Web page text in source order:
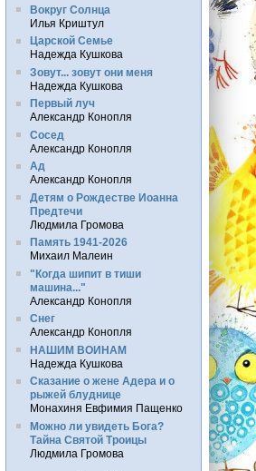
Вокруг Солнца
Илья Криштул
Царской Семье
Надежда Кушкова
Зовут... зовут они меня
Надежда Кушкова
Первый луч
Александр Конопля
Сосед
Александр Конопля
Ад
Александр Конопля
Детям о Рождестве Иоанна
Предтечи
Людмила Громова
Память 1941-2026
Михаил Малеин
"Когда шипит в тиши
машина..."
Александр Конопля
Снег
Александр Конопля
НАШИМ ВОИНАМ
Надежда Кушкова
Сказание о жене Адера и о
рыжей блуднице
Монахиня Евфимия Пащенко
Можно ли увидеть Бога?
Тайна Святой Троицы
Людмила Громова